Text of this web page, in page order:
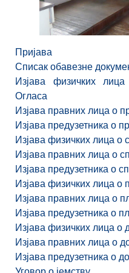
Пријава
Списак обавезне
Изјава физичких
Огласа
Изјава правних лица о
Изјава предузетника о
Изјава физичких лица о
Изјава правних лица о
Изјава предузетника о
Изјава физичких лица о
Изјава правних лица о
Изјава предузетника о
Изјава физичких лица о
Изјава правних лица о
Изјава предузетника о